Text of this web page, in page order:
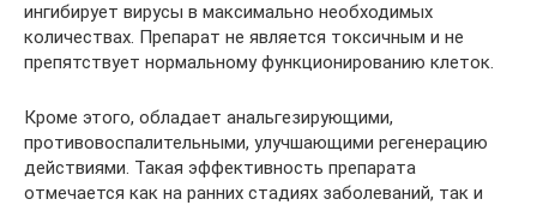
ингибирует вирусы в максимально необходимых
количествах. Препарат не является токсичным и не
препятствует нормальному функционированию клеток.
Кроме этого, обладает анальгезирующими,
противовоспалительными, улучшающими регенерацию
действиями. Такая эффективность препарата
отмечается как на ранних стадиях заболеваний, так и